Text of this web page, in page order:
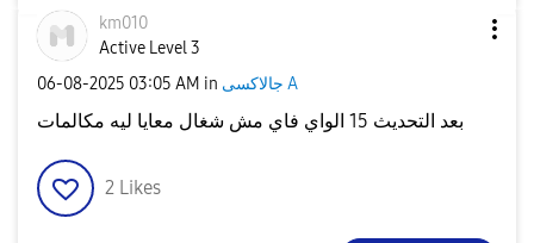
km010
Active Level 3
‎06-08-2025 03:05 AM in جالاكسى A
بعد التحديث 15 الواي فاي مش شغال معايا ليه مكالمات
2 Likes